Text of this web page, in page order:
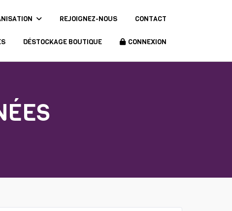
REJOIGNEZ-NOUS CONTACT
DÉSTOCKAGE BOUTIQUE CONNEXION